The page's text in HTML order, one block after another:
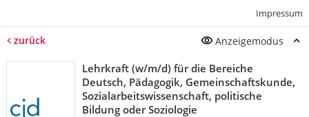
Impressum
zurück Anzeigemodus
Lehrkraft (w/m/d) für die Bereiche
Deutsch, Pädagogik, Gemeinschaftskunde,
Sozialarbeitswissenschaft, politische
Bildung oder Soziologie